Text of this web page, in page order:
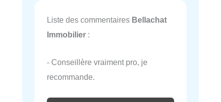
Liste des commentaires Bellachat
Immobilier :
- Conseillère vraiment pro, je
recommande.